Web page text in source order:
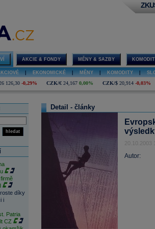
AKCIE & FONDY MĚNY & SAZBY
EKONOMICKÉ MĚNY KOMODITY
126,30 -0,29% CZK/€ 24,167 0,00% CZK/$ 20,914 -0,03%
hledat
díky
i
Patria
CZ
Detail - články
20.10.2003
Autor: